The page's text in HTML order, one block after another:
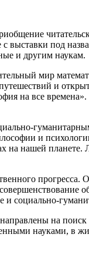
под
и другим наукам.
мир
и
на все
и
нашей планете.
прогресса.
и социально-
на
науками, в